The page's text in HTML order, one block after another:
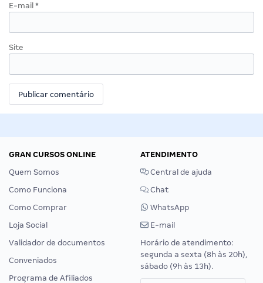
E-mail *
Site
GRAN CURSOS ONLINE
Quem Somos
Como Funciona
Como Comprar
Loja Social
Validador de documentos
Conveniados
Programa de Afiliados
ATENDIMENTO
Central de ajuda
Chat
WhatsApp
E-mail
Horário de atendimento:
segunda a sexta (8h às 20h),
sábado (9h às 13h).